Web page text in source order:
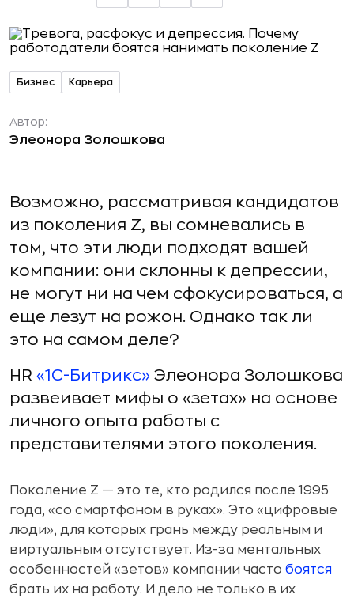
Бизнес Карьера
Автор:
Элеонора Золошкова
Возможно, рассматривая кандидатов
из поколения Z, вы сомневались в
том, что эти люди подходят вашей
компании: они склонны к депрессии,
не могут ни на чем сфокусироваться, а
еще лезут на рожон. Однако так ли
это на самом деле?
HR «1С-Битрикс» Элеонора Золошкова
развеивает мифы о «зетах» на основе
личного опыта работы с
представителями этого поколения.
Поколение Z — это те, кто родился после 1995
года, «со смартфоном в руках». Это «цифровые
люди», для которых грань между реальным и
виртуальным отсутствует. Из-за ментальных
особенностей «зетов» компании часто боятся
брать их на работу. И дело не только в их